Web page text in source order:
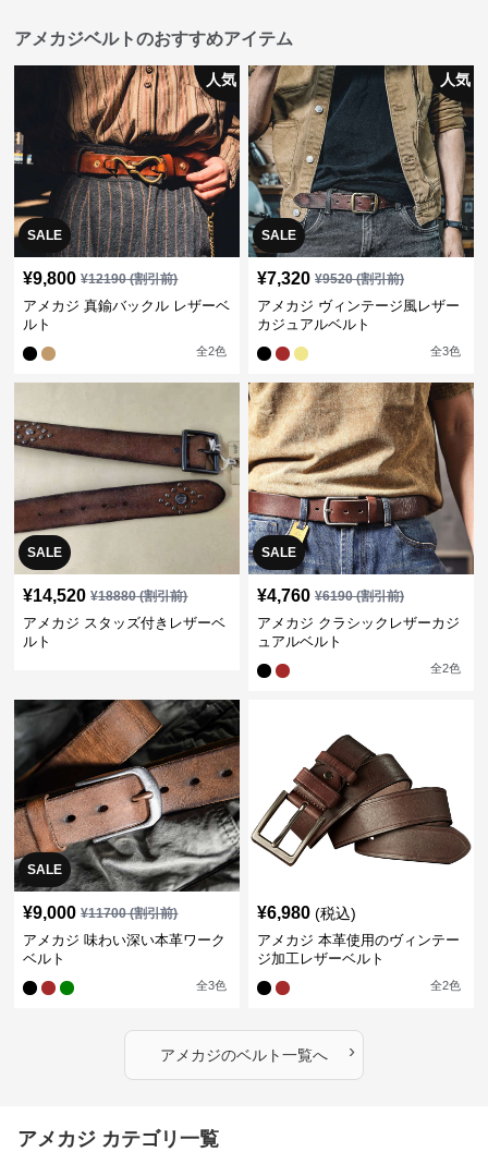
アメカジベルトのおすすめアイテム
SALE
人気
¥9,800 ¥12190(割引前)
アメカジ 真鍮バックル レザーベ
ルト
全2色
SALE
人気
¥7,320 ¥9520(割引前)
アメカジ ヴィンテージ風レザー
カジュアルベルト
全3色
SALE
¥14,520 ¥18880(割引前)
アメカジ スタッズ付きレザーベ
ルト
SALE
¥4,760 ¥6190(割引前)
アメカジ クラシックレザーカジ
ュアルベルト
全2色
SALE
¥9,000 ¥11700(割引前)
アメカジ 味わい深い本革ワーク
ベルト
全3色
¥6,980 (税込)
アメカジ 本革使用のヴィンテー
ジ加工レザーベルト
全2色
アメカジのベルト一覧へ ›
アメカジ カテゴリ一覧